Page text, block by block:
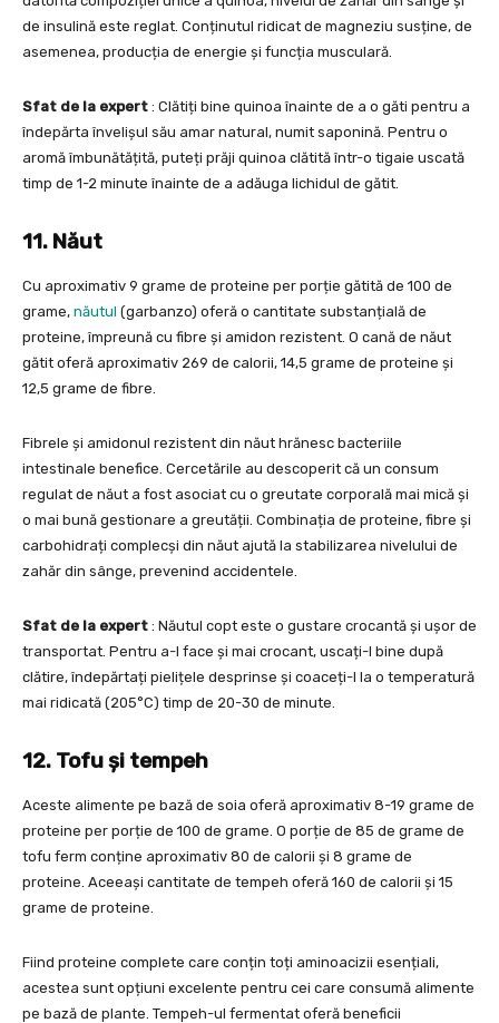
de insulină este reglat. Conținutul ridicat de magneziu susține, de
asemenea, producția de energie și funcția musculară.
Sfat de la expert : Clătiți bine quinoa înainte de a o găti pentru a
îndepărta învelișul său amar natural, numit saponină. Pentru o
aromă îmbunătățită, puteți prăji quinoa clătită într-o tigaie uscată
timp de 1-2 minute înainte de a adăuga lichidul de gătit.
11. Năut
Cu aproximativ 9 grame de proteine per porție gătită de 100 de
grame, năutul (garbanzo) oferă o cantitate substanțială de
proteine, împreună cu fibre și amidon rezistent. O cană de năut
gătit oferă aproximativ 269 de calorii, 14,5 grame de proteine și
12,5 grame de fibre.
Fibrele și amidonul rezistent din năut hrănesc bacteriile
intestinale benefice. Cercetările au descoperit că un consum
regulat de năut a fost asociat cu o greutate corporală mai mică și
o mai bună gestionare a greutății. Combinația de proteine, fibre și
carbohidrați complecși din năut ajută la stabilizarea nivelului de
zahăr din sânge, prevenind accidentele.
Sfat de la expert : Năutul copt este o gustare crocantă și ușor de
transportat. Pentru a-l face și mai crocant, uscați-l bine după
clătire, îndepărtați pielițele desprinse și coaceți-l la o temperatură
mai ridicată (205°C) timp de 20-30 de minute.
12. Tofu și tempeh
Aceste alimente pe bază de soia oferă aproximativ 8-19 grame de
proteine per porție de 100 de grame. O porție de 85 de grame de
tofu ferm conține aproximativ 80 de calorii și 8 grame de
proteine. Aceeași cantitate de tempeh oferă 160 de calorii și 15
grame de proteine.
Fiind proteine complete care conțin toți aminoacizii esențiali,
acestea sunt opțiuni excelente pentru cei care consumă alimente
pe bază de plante. Tempeh-ul fermentat oferă beneficii